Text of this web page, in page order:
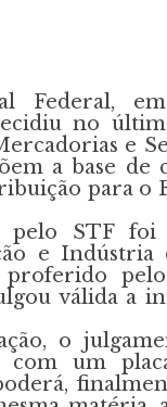
Federal,
no
e
a base
para o
pelo STF
e
válida a
o
com um